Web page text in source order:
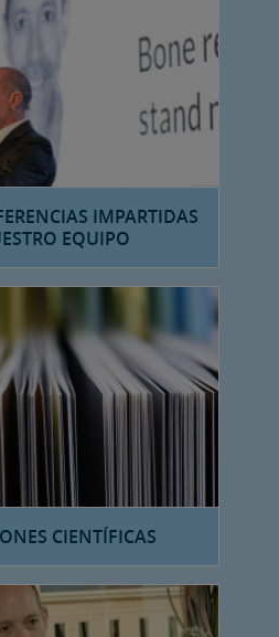
IMPARTIDAS
EQUIPO
CIENTÍFICAS